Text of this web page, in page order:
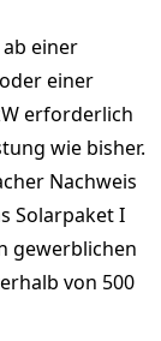
einer
einer
erforderlich
wie bisher.
Nachweis
Solarpaket I
gewerblichen
von 500